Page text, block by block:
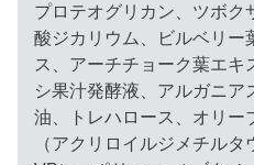
プロテオグリカン、ツボク
酸ジカリウム、ビルベリー
ス、アーチチョーク葉エキ
シ果汁発酵液、アルガニア
油、トレハロース、オリー
（アクリロイルジメチル